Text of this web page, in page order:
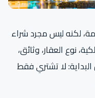
لكنه ليس مجرد شراء
نوع العقار، وثائق،
لا تشتري فقط